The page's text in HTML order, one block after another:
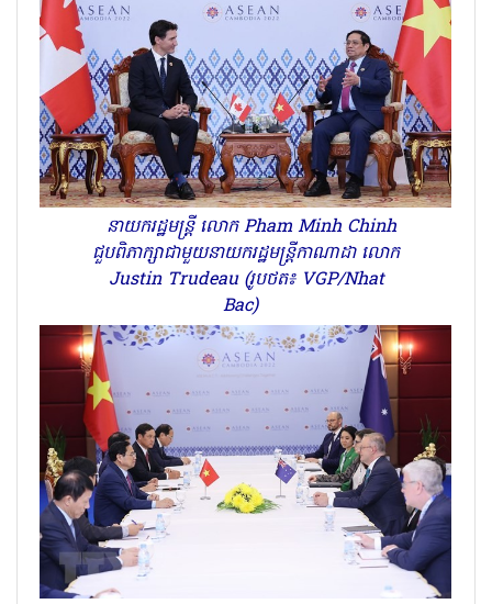
នាយករដ្ឋមន្ត្រី លោក Pham Minh Chinh
ជួបពិភាក្សាជាមួយនាយករដ្ឋមន្ត្រីកាណាដា លោក
Justin Trudeau (រូបថត៖ VGP/Nhat
Bac)